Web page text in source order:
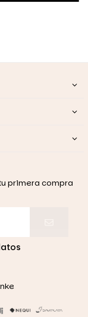
primera compra